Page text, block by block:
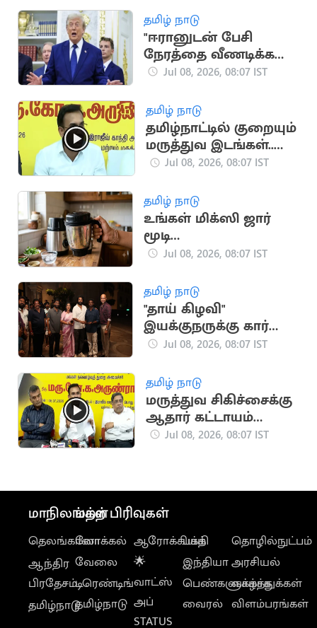
ஆக்குங்கள்!
தமிழ் நாடு
"ஈரானுடன் பேசி
நேரத்தை வீணடிக்க
விரும்பவில்லை"..
Jul 08, 2026, 08:07 IST
தமிழ் நாடு
தமிழ்நாட்டில் குறையும்
மருத்துவ இடங்கள்..
அமைச்சர் அருண்ராஜ்
Jul 08, 2026, 08:07 IST
தமிழ் நாடு
உங்கள் மிக்ஸி ஜார்
மூடி
தளர்வாகிவிட்டதா?
சரிசெய்யலாம்!
Jul 08, 2026, 08:07 IST
தமிழ் நாடு
"தாய் கிழவி"
இயக்குநருக்கு கார்
பரிசளித்த நடிகர்
Jul 08, 2026, 08:07 IST
தமிழ் நாடு
மருத்துவ சிகிச்சைக்கு
ஆதார் கட்டாயம்
இல்லை - அமைச்சர்
Jul 08, 2026, 08:07 IST
மாநிலங்கள்
தெலங்கானா
ஆந்திர
பிரதேசம்
தமிழ்நாடு
மற்ற பிரிவுகள்
லோக்கல்
வேலை
டிரெண்டிங்
தமிழ்நாடு
ஆரோக்கியம்
🌟
வாட்ஸ்
அப்
STATUS
பக்தி
இந்தியா
பெண்களுக்காக
வைரல்
தொழில்நுட்பம்
அரசியல்
வாழ்த்துக்கள்
விளம்பரங்கள்